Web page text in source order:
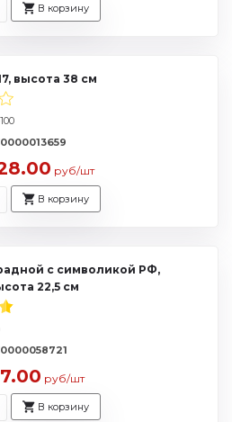
В корзину
высота 38 см
руб/шт
В корзину
с символикой РФ,
22,5 см
руб/шт
В корзину